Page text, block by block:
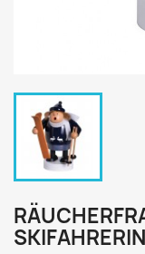
SKIFAHRERIN